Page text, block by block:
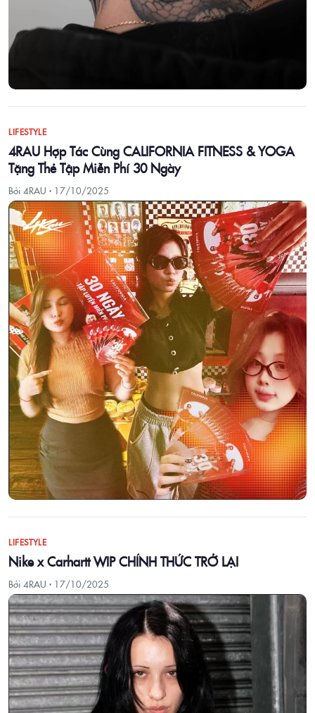
LIFESTYLE
4RAU Hợp Tác Cùng CALIFORNIA FITNESS & YOGA
Tặng Thẻ Tập Miễn Phí 30 Ngày
Bởi 4RAU · 17/10/2025
LIFESTYLE
Nike x Carhartt WIP CHÍNH THỨC TRỞ LẠI
Bởi 4RAU · 17/10/2025